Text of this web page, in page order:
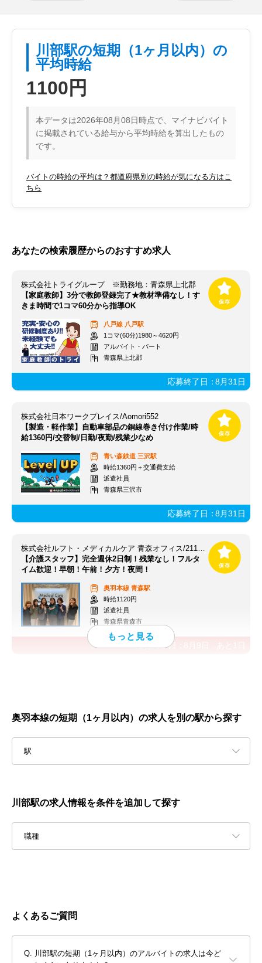
川部駅の短期（1ヶ月以内）の
平均時給
1100円
本データは2026年08月08日時点で、マイナビバイト
に掲載されている給与から平均時給を算出したもの
です。
バイトの時給の平均は？都道府県別の時給が気になる方はこ
ちら
あなたの検索履歴からのおすすめ求人
株式会社トライグループ ※勤務地：青森県上北郡
【家庭教師】3分で教師登録完了★教材準備なし！す
きま時間で1コマ60分から指導OK
八戸線 八戸駅
1コマ(60分)1980～4620円
アルバイト・パート
青森県上北郡
応募終了日：8月31日
株式会社日本ワークプレイス/Aomori552
【製造・軽作業】自動車部品の銅線巻き付け作業/時
給1360円/交替制/日勤/夜勤/残業少なめ
青い森鉄道 三沢駅
時給1360円＋交通費支給
派遣社員
青森県三沢市
応募終了日：8月31日
株式会社ルフト・メディカルケア 青森オフィス/211《211★ACV》
【介護スタッフ】完全週休2日制！残業なし！フルタ
イム歓迎！早朝！午前！夕方！夜間！
奥羽本線 青森駅
時給1120円
派遣社員
青森県青森市
応募終了日：
奥羽本線の短期（1ヶ月以内）の求人を別の駅から探す
駅
川部駅の求人情報を条件を追加して探す
職種
よくあるご質問
川部駅の短期（1ヶ月以内）のアルバイトの求人は今ど